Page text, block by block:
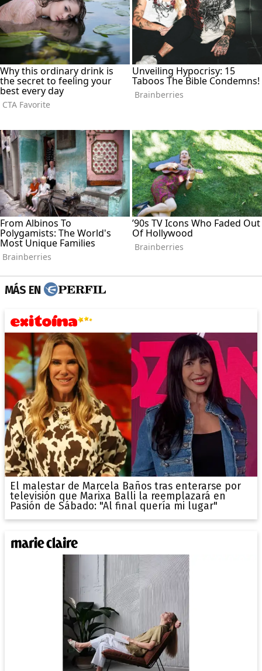
MÁS EN
El malestar de Marcela Baños tras enterarse por
televisión que Marixa Balli la reemplazará en
Pasión de Sábado: "Al final quería mi lugar"